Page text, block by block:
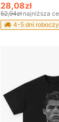
28,08zł
52,94zł najniższa
4-5 dni